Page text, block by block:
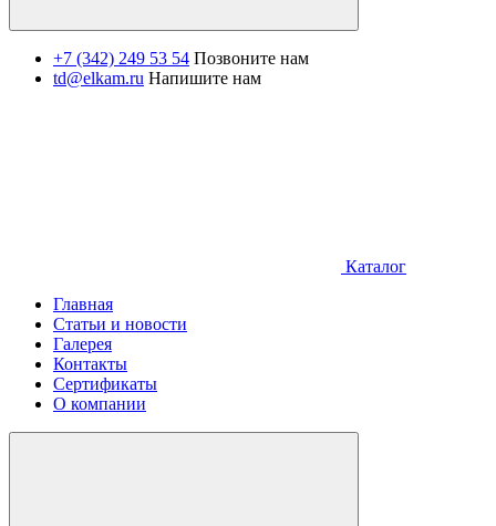
+7 (342) 249 53 54 Позвоните нам
td@elkam.ru Напишите нам
Каталог
Главная
Статьи и новости
Галерея
Контакты
Сертификаты
О компании